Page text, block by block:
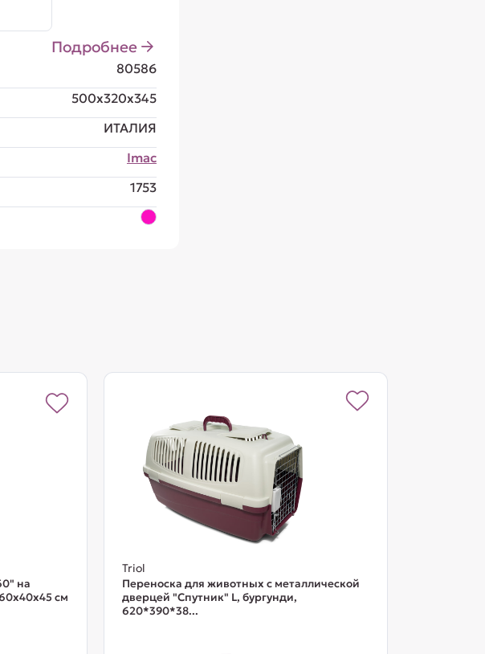
Подробнее
80586
500x320x345
ИТАЛИЯ
Imac
1753
на
см
Triol
Переноска для животных с металлической
дверцей "Спутник" L, бургунди,
620*390*38...